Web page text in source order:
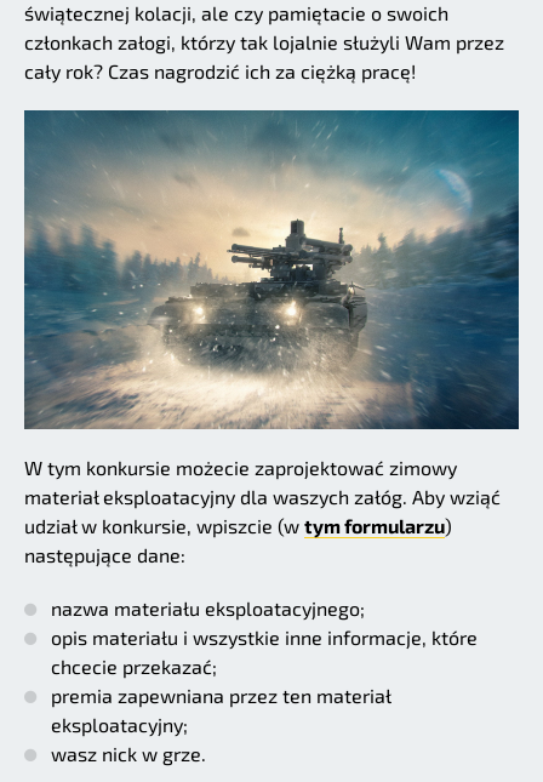
świątecznej kolacji, ale czy pamiętacie o swoich
członkach załogi, którzy tak lojalnie służyli Wam przez
cały rok? Czas nagrodzić ich za ciężką pracę!
W tym konkursie możecie zaprojektować zimowy
materiał eksploatacyjny dla waszych załóg. Aby wziąć
udział w konkursie, wpiszcie (w tym formularzu)
następujące dane:
nazwa materiału eksploatacyjnego;
opis materiału i wszystkie inne informacje, które
chcecie przekazać;
premia zapewniana przez ten materiał
eksploatacyjny;
wasz nick w grze.